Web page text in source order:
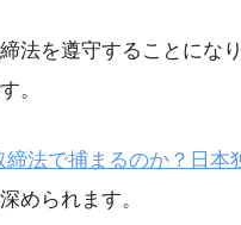
法を遵守することにな
。
締法で捕まるのか？日本
められます。